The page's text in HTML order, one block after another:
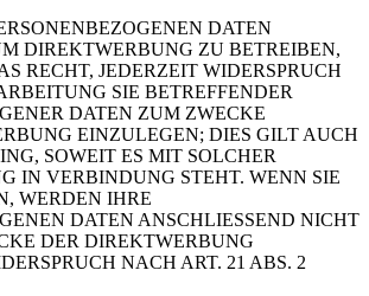
DATEN
DIREKTWERBUNG ZU BETREIBEN,
RECHT, JEDERZEIT WIDERSPRUCH
SIE BETREFFENDER
DATEN ZUM ZWECKE
EINZULEGEN; DIES GILT AUCH
SOWEIT ES MIT SOLCHER
IN VERBINDUNG STEHT. WENN SIE
WERDEN IHRE
DATEN ANSCHLIESSEND NICHT
DER DIREKTWERBUNG
NACH ART. 21 ABS. 2